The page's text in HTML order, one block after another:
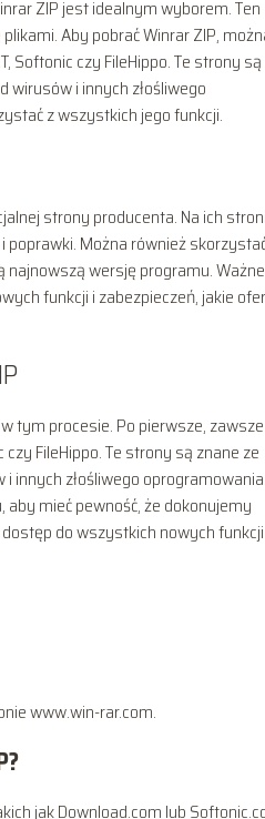
ZIP jest idealnym wyborem. Ten
Aby pobrać Winrar ZIP,
Softonic czy FileHippo. Te strony są
i innych złośliwego
z wszystkich jego funkcji.
strony producenta. Na ich
Można również
najnowszą wersję programu.
funkcji i zabezpieczeń, jakie
tym procesie. Po pierwsze, zawsze
FileHippo. Te strony są znane ze
innych złośliwego
mieć pewność, że dokonujemy
do wszystkich nowych
www.win-rar.com.
jak Download.com lub